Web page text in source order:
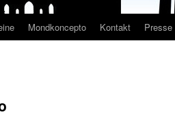
Mondkoncepto Kontakt Presse